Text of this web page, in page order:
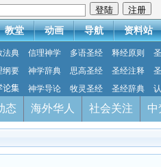
教堂 动画 导航 资料站
法典 信理神学 多语圣经 释经原则
纲要 神学辞典 思高圣经 圣经注释
论集 神学导论 牧灵圣经 圣经辞典
态 海外华人 社会关注 中